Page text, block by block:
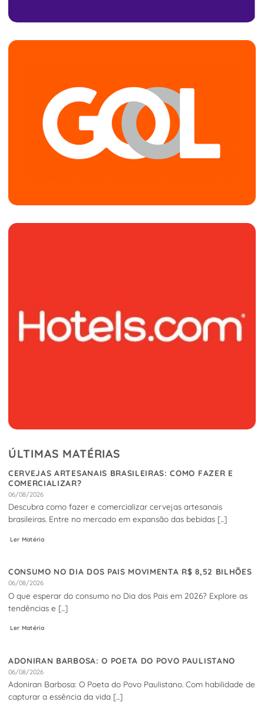
ÚLTIMAS MATÉRIAS
CERVEJAS ARTESANAIS BRASILEIRAS: COMO FAZER E
COMERCIALIZAR?
06/08/2026
Descubra como fazer e comercializar cervejas artesanais
brasileiras. Entre no mercado em expansão das bebidas [...]
Ler Matéria
CONSUMO NO DIA DOS PAIS MOVIMENTA R$ 8,52 BILHÕES
06/08/2026
O que esperar do consumo no Dia dos Pais em 2026? Explore as
tendências e [...]
Ler Matéria
ADONIRAN BARBOSA: O POETA DO POVO PAULISTANO
06/08/2026
Adoniran Barbosa: O Poeta do Povo Paulistano. Com habilidade de
capturar a essência da vida [...]